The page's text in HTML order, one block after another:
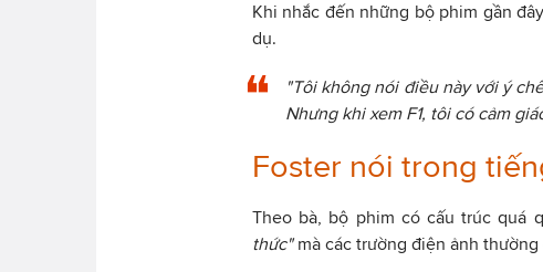
Khi nhắc đến những bộ phim gần
dụ.
"Tôi không nói điều này với ý
Nhưng khi xem F1, tôi có cảm
Foster nói trong
Theo bà, bộ phim có cấu trúc quá
thức"mà các trường điện ảnh thường